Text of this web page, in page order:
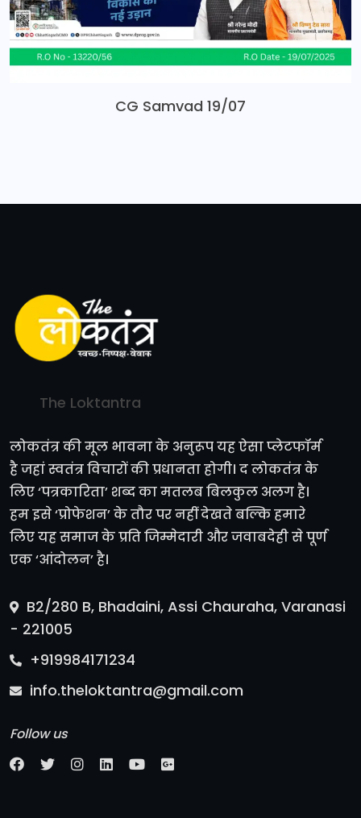
CG Samvad 19/07
The Loktantra
लोकतंत्र की मूल भावना के अनुरूप यह ऐसा प्लेटफॉर्म
है जहां स्वतंत्र विचारों की प्रधानता होगी। द लोकतंत्र के
लिए ‘पत्रकारिता’ शब्द का मतलब बिलकुल अलग है।
हम इसे ‘प्रोफेशन’ के तौर पर नहीं देखते बल्कि हमारे
लिए यह समाज के प्रति जिम्मेदारी और जवाबदेही से पूर्ण
एक ‘आंदोलन’ है।
B2/280 B, Bhadaini, Assi Chauraha, Varanasi
- 221005
+919984171234
info.theloktantra@gmail.com
Follow us